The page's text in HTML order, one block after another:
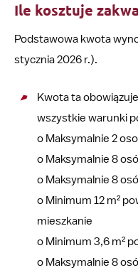
Ile kosztuje
Podstawowa kwota
stycznia 2026 r.).
Kwota ta
wszystkie warunki
o Maksymalnie 2
o Maksymalnie 8
o Maksymalnie 8
o Minimum 12 m²
mieszkanie
o Minimum 3,6 m²
o Maksymalnie 8